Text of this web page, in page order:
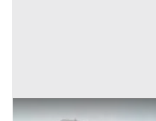
Asta Edificio artigianale con